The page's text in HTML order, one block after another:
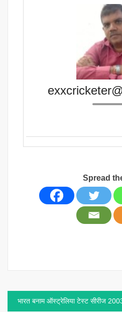
Spread
Post
भारत बनाम ऑस्ट्रेलिया टेस्ट सीरीज